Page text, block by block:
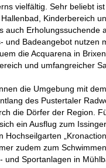
vielfältig. Sehr beliebt
Kinderbereich
auch Erholungssuchende
und Badeangebot nutzen
die Acquarena in
und umfangreicher
die Umgebung mit
des Pustertaler
die Dörfer der Region.
ein Ausflug zum
Hochseilgarten
zudem zum
und Sportanlagen in